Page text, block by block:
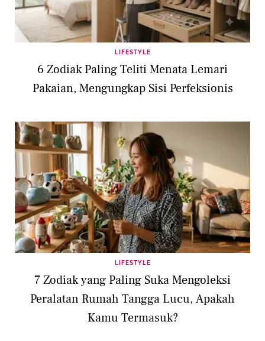
LIFESTYLE
6 Zodiak Paling Teliti Menata Lemari
Pakaian, Mengungkap Sisi Perfeksionis
LIFESTYLE
7 Zodiak yang Paling Suka Mengoleksi
Peralatan Rumah Tangga Lucu, Apakah
Kamu Termasuk?